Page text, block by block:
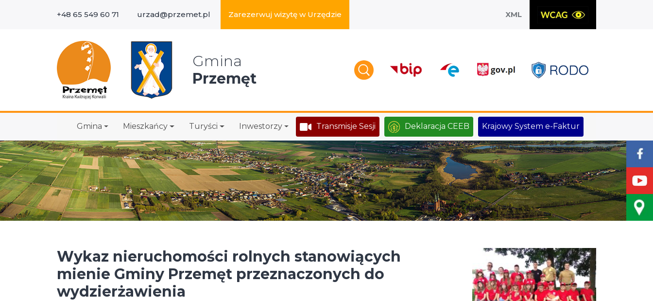
+48 65 549 60 71 urzad@przemet.pl Zarezerwuj wizytę w Urzędzie XML
Gmina
Przemęt
Gmina Mieszkańcy Turyści Inwestorzy Transmisje Sesji Deklaracja CEEB Krajowy System e-Faktur
Wykaz nieruchomości rolnych stanowiących
mienie Gminy Przemęt przeznaczonych do
wydzierżawienia
Wyszukaj w serwisie